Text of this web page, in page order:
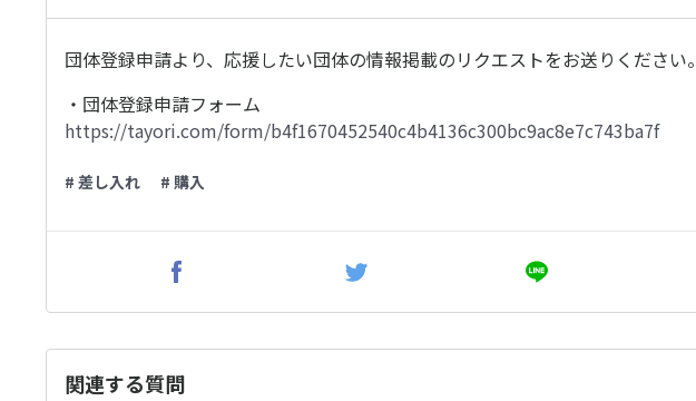
団体登録申請より、応援したい団体の情報掲載のリクエストをお送りください
・団体登録申請フォーム
https://tayori.com/form/b4f1670452540c4b4136c300bc9ac8e7c743ba7f
# 差し入れ # 購入
関連する質問